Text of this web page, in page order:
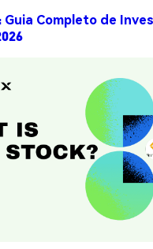
Guia Completo de